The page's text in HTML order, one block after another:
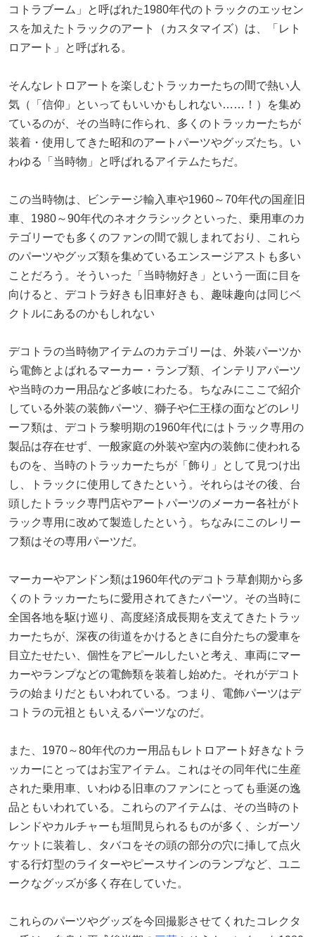
コトラブーム」と呼ばれた1980年代のトラックのエッセン
スを加えたトラックのアート（カスタマイズ）は、「レト
ロアート」と呼ばれる。
そんなレトロアートを楽しむトラッカーたちの間で熱い人
気（「信仰」といってもいいかもしれない……！）を集め
ているのが、その当時に作られ、多くのトラッカーたちが
装着・使用してきた昭和のアートパーツやグッズたち。い
わゆる「当時物」と呼ばれるアイテムたちだ。
この当時物は、ビンテージ輸入車や1960～70年代の国産旧
車、1980～90年代のネオクラシックといった、乗用車のカ
テゴリーでも多くのファンの間で親しまれており、これら
のパーツやグッズ類を集めているエンスージアストも多い
ことだろう。そういった「当時物好き」という一面に目を
向けると、デコトラ好きも旧車好きも、趣味趣向は同じベ
クトルにあるのかもしれない
デコトラの当時物アイテムのカテゴリーは、外装パーツか
ら電飾とよばれるマーカー・ランプ類、インテリアパーツ
や当時のカー用品など多岐にわたる。ちなみにここで紹介
している外装の装飾パーツ、獅子や仁王様の面などのレリ
ーフ類は、デコトラ黎明期の1960年代にはトラック専用の
製品は存在せず、一般家庭の外装や室内の装飾に使われる
ものを、当時のトラッカーたちが「飾り」として見つけ出
し、トラックに使用してきたという。それらはその後、台
頭したトラック専門店やアートパーツのメーカー各社がト
ラック専用に改めて製造したという。ちなみにこのレリー
フ類はその専用パーツだ。
マーカーやアンドン類は1960年代のデコトラ草創期から多
くのトラッカーたちに愛用されてきたパーツ。その当時に
全国各地を駆け巡り、高度経済成長期を支えてきたトラッ
カーたちが、深夜の街道をかけるときに自分たちの愛車を
目立たせたい、個性をアピールしたいと考え、車両にマー
カーやランプなどの電飾類を装着し始めた。それがデコト
ラの始まりだともいわれている。つまり、電飾パーツはデ
コトラの元祖ともいえるパーツなのだ。
また、1970～80年代のカー用品もレトロアート好きなトラ
ッカーにとってはお宝アイテム。これはその同年代に生産
された乗用車、いわゆる旧車のファンにとっても垂涎の逸
品ともいわれている。これらのアイテムは、その当時のト
レンドやカルチャーも垣間見られるものが多く、シガーソ
ケットに装着し、タバコをその頭の部分の穴に挿して点火
する行灯型のライターやピースサインのランプなど、ユニ
ークなグッズが多く存在していた。
これらのパーツやグッズを今回撮影させてくれたコレクタ